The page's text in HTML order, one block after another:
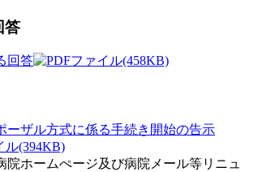
答
回答 (458KB)
ーザル方式に係る手続き開始の告示
(394KB)
院ホームぺージ及び病院メール等リニュ